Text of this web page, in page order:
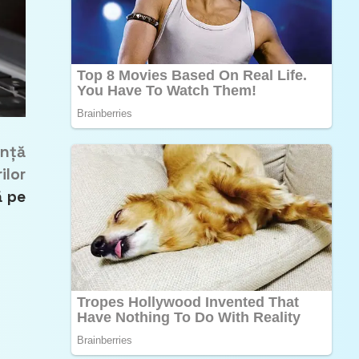
pe